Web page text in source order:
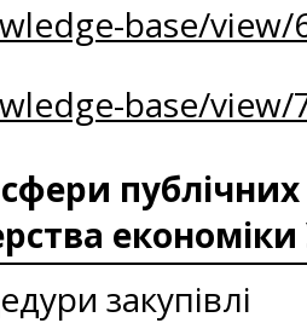
base/view/
base/view/
публічних
закупівлі